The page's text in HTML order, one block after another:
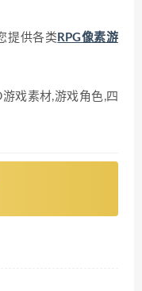
提供各类 RPG像素游
戏素材,游戏角色,四